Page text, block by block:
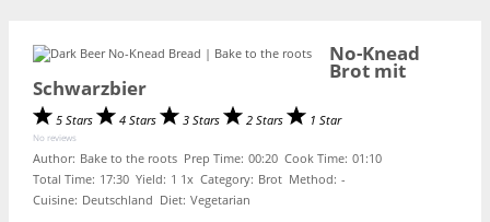
No-Knead
Brot mit
Schwarzbier
5 Stars 4 Stars 3 Stars 2 Stars 1 Star
No reviews
Author: Bake to the roots Prep Time: 00:20 Cook Time: 01:10
Total Time: 17:30 Yield: 1 1x Category: Brot Method: -
Cuisine: Deutschland Diet: Vegetarian